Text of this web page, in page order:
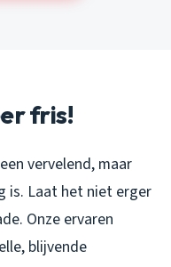
fris!
vervelend, maar
is. Laat het niet erger
Onze ervaren
blijvende